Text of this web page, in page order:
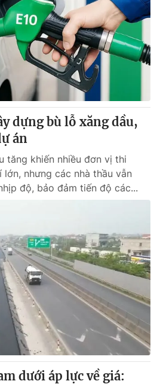
dựng bù lỗ xăng dầu,
án
tăng khiến nhiều đơn vị thi
nhưng các nhà thầu vẫn
độ, bảo đảm tiến độ các...
dưới áp lực về giá: